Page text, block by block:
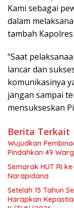
Kami sebagai
dalam
tambah
“Saat
lancar dan
komunikasinya
jangan sampai
mensukseskan
Berita Terkait
Wujudkan
Pindahkan 49
Semarak HUT RI
Narapidana
Setelah 15 Tahun
Harapkan